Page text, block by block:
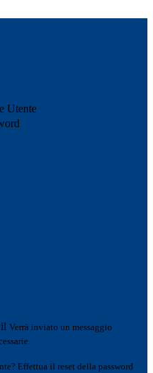
Utente
Verrà inviato un messaggio
Effettua il reset della password